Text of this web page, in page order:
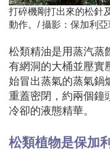
打碎機剛打出來的松針
動作。/ 攝影：保加利亞
松類精油是用蒸汽蒸
有網洞的大桶並壓實
始冒出蒸氣的蒸氣鍋
重蓋密閉，約兩個鐘
冷卻的液態精華。
松類植物是保加